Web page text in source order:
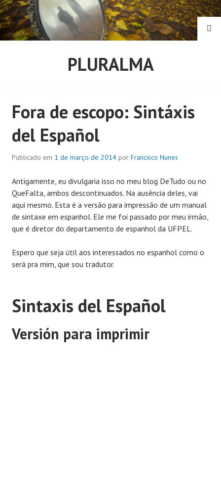
Pular
para
o
conteúdo
PLURALMA
Fora de escopo: Sintáxis
del Español
Publicado em 1 de março de 2014 por Francisco Nunes
Antigamente, eu divulgaria isso no meu blog DeTudo ou no
QueFalta, ambos descontinuados. Na ausência deles, vai
aqui mesmo. Esta é a versão para impressão de um manual
de sintaxe em espanhol. Ele me foi passado por meu irmão,
que é diretor do departamento de espanhol da UFPEL.
Espero que seja útil aos interessados no espanhol como o
será pra mim, que sou tradutor.
Sintaxis del Español
Versión para imprimir